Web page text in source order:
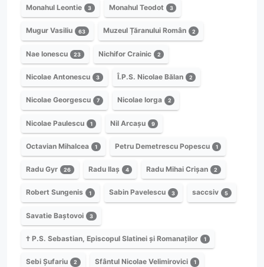
Monahul Leontie 3 Monahul Teodot 3
Mugur Vasiliu 63 Muzeul Țăranului Român 2
Nae Ionescu 23 Nichifor Crainic 2
Nicolae Antonescu 3 Î.P.S. Nicolae Bălan 2
Nicolae Georgescu 7 Nicolae Iorga 2
Nicolae Paulescu 1 Nil Arcașu 9
Octavian Mihalcea 1 Petru Demetrescu Popescu 1
Radu Gyr 26 Radu Ilaș 4 Radu Mihai Crișan 2
Robert Sungenis 1 Sabin Pavelescu 3 saccsiv 5
Savatie Baștovoi 3
† P.S. Sebastian, Episcopul Slatinei și Romanaților 1
Sebi Șufariu 2 Sfântul Nicolae Velimirovici 1